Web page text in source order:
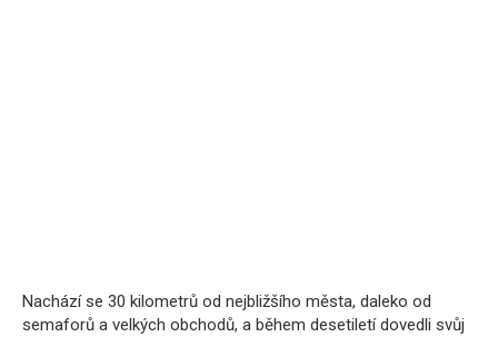
Nachází se 30 kilometrů od nejbližšího města, daleko od
semaforů a velkých obchodů, a během desetiletí dovedli svůj